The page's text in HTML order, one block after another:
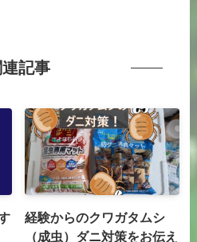
連記事
経験からのクワガタムシ
（成虫）ダニ対策をお伝え